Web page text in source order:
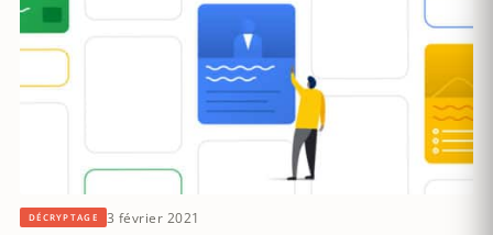
DÉCRYPTAGE 3 février 2021